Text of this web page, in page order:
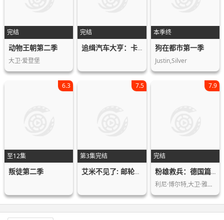
完结
动物王朝第二季
大卫·爱登堡
完结
追缉汽车大亨：卡洛斯·戈恩第一季
本季终
狗在都市第一季
Justin,Silver
至12集
6.3
叛徒第二季
第3集完结
7.5
艾米不见了: 邮轮失踪悬案第一季
完结
7.9
粉雄救兵：德国篇第一季
利尼·博尔特,大卫·雅各布斯,扬-亨利…